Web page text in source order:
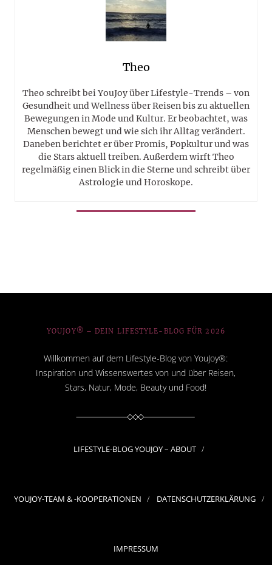
Theo
Theo schreibt bei YouJoy über Lifestyle-Trends – von
Gesundheit und Wellness über Reisen bis zu aktuellen
Bewegungen in Mode und Kultur. Er beobachtet, was
Menschen bewegt und wie sich ihr Alltag verändert.
Daneben berichtet er über Promis, Popkultur und was
die Stars aktuell treiben. Außerdem wirft Theo
regelmäßig einen Blick in die Sterne und schreibt über
Astrologie und Horoskope.
YOUJOY® – DEIN LIFESTYLE-BLOG FÜR 2026
Willkommen auf dem Lifestyle-Blog von YouJoy®:
Inspiration und Wissenswertes von und über Reisen,
Stars, Natur, Mode, Beauty und Food!
LIFESTYLE-BLOG YOUJOY – ABOUT
YOUJOY-TEAM & -KOOPERATIONEN DATENSCHUTZERKLÄRUNG
IMPRESSUM